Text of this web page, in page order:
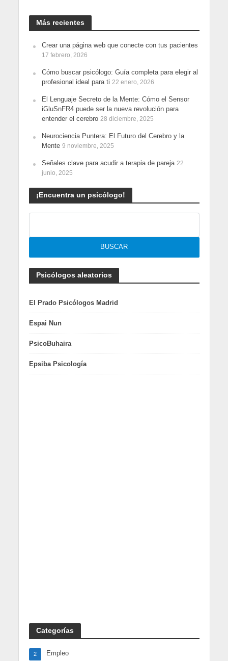
Más recientes
Crear una página web que conecte con tus pacientes
17 febrero, 2026
Cómo buscar psicólogo: Guía completa para elegir al
profesional ideal para ti 22 enero, 2026
El Lenguaje Secreto de la Mente: Cómo el Sensor
iGluSnFR4 puede ser la nueva revolución para
entender el cerebro 28 diciembre, 2025
Neurociencia Puntera: El Futuro del Cerebro y la
Mente 9 noviembre, 2025
Señales clave para acudir a terapia de pareja 22
junio, 2025
¡Encuentra un psicólogo!
Psicólogos aleatorios
El Prado Psicólogos Madrid
Espai Nun
PsicoBuhaira
Epsiba Psicología
Categorías
Empleo
2